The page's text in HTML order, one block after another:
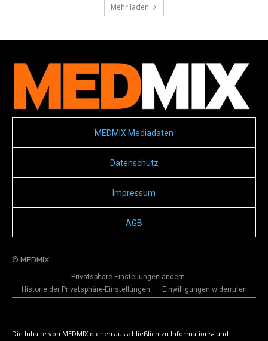
Mehr laden
MEDMIX Mediadaten
Datenschutz
Impressum
AGB
© MEDMIX
Privatsphäre-Einstellungen ändern
Historie der Privatsphäre-Einstellungen
Einwilligungen widerrufen
Die Inhalte von MEDMIX dienen ausschließlich zu Informations- und